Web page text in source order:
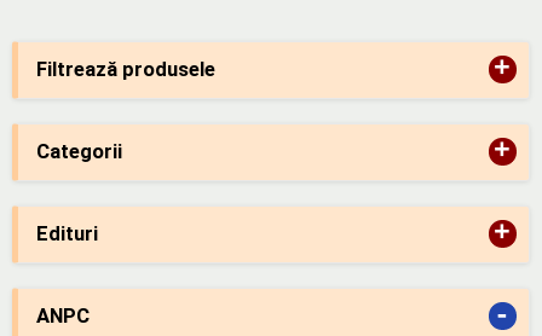
Filtrează produsele +
Categorii +
Edituri +
ANPC -